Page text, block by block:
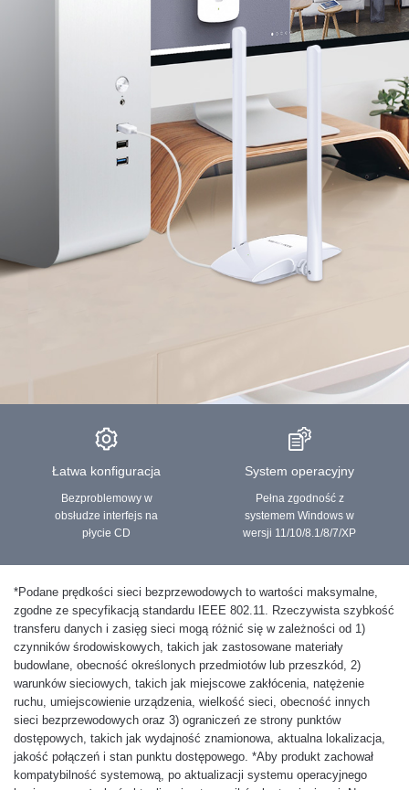
Łatwa konfiguracja
Bezproblemowy w
obsłudze interfejs na
płycie CD
System operacyjny
Pełna zgodność z
systemem Windows w
wersji 11/10/8.1/8/7/XP
*Podane prędkości sieci bezprzewodowych to wartości maksymalne,
zgodne ze specyfikacją standardu IEEE 802.11. Rzeczywista szybkość
transferu danych i zasięg sieci mogą różnić się w zależności od 1)
czynników środowiskowych, takich jak zastosowane materiały
budowlane, obecność określonych przedmiotów lub przeszkód, 2)
warunków sieciowych, takich jak miejscowe zakłócenia, natężenie
ruchu, umiejscowienie urządzenia, wielkość sieci, obecność innych
sieci bezprzewodowych oraz 3) ograniczeń ze strony punktów
dostępowych, takich jak wydajność znamionowa, aktualna lokalizacja,
jakość połączeń i stan punktu dostępowego. *Aby produkt zachował
kompatybilność systemową, po aktualizacji systemu operacyjnego